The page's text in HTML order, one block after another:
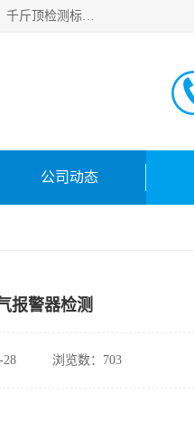
仪器仪表计量：压力表检测校准，燃气报警检测，可燃气体探测器检测，电磁流量计检测校准，明渠流量计检测，千斤顶检测标定，仪器校准，量具校准，仪表检测，仪器检测，计量设备校准；洁净室检测：洁净度检测，洁净厂房检测，无尘洁净室检测，悬浮粒子检测，*过滤器检测；安全阀校验：安全阀校验，安全阀检验，安全阀检测，安全阀年检，安全阀校正，安全阀校准；
公司动态
报警器检测
28 浏览数：703